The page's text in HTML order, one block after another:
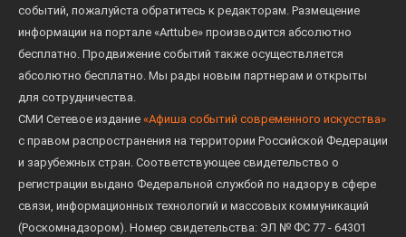
событий, пожалуйста обратитесь к редакторам. Размещение
информации на портале «Arttube» производится абсолютно
бесплатно. Продвижение событий также осуществляется
абсолютно бесплатно. Мы рады новым партнерам и открыты
для сотрудничества.
СМИ Сетевое издание «Афиша событий современного искусства»
с правом распространения на территории Российской Федерации
и зарубежных стран. Соответствующее свидетельство о
регистрации выдано Федеральной службой по надзору в сфере
связи, информационных технологий и массовых коммуникаций
(Роскомнадзором). Номер свидетельства: ЭЛ № ФС 77 - 64301